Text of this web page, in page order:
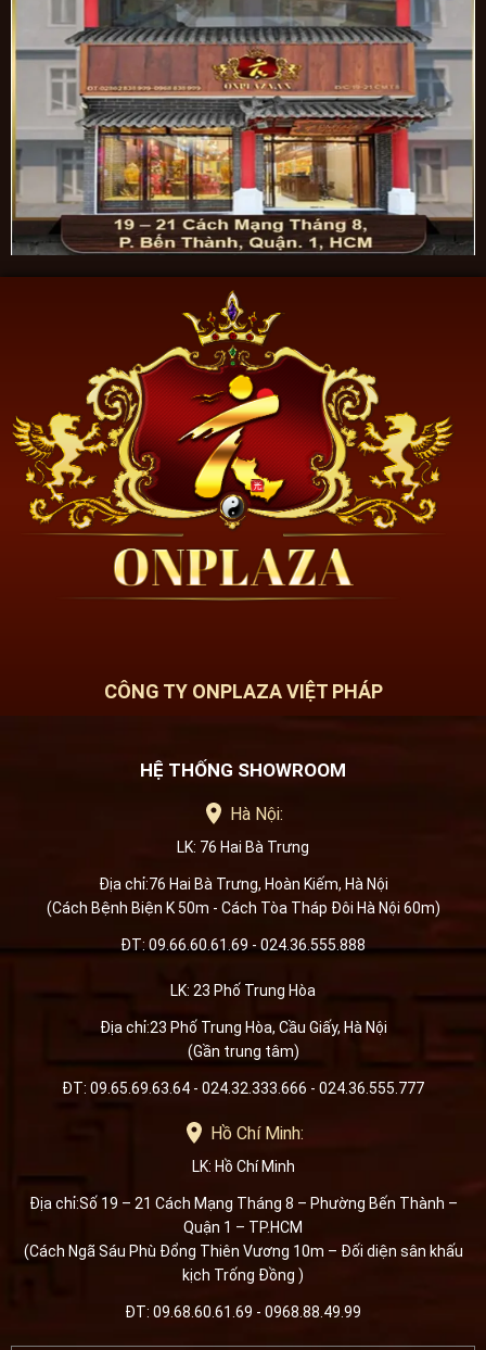
CÔNG TY ONPLAZA VIỆT PHÁP
HỆ THỐNG SHOWROOM
Hà Nội:
LK: 76 Hai Bà Trưng
Địa chỉ:76 Hai Bà Trưng, Hoàn Kiếm, Hà Nội
(Cách Bệnh Biện K 50m - Cách Tòa Tháp Đôi Hà Nội 60m)
ĐT: 09.66.60.61.69 - 024.36.555.888
LK: 23 Phố Trung Hòa
Địa chỉ:23 Phố Trung Hòa, Cầu Giấy, Hà Nội
(Gần trung tâm)
ĐT: 09.65.69.63.64 - 024.32.333.666 - 024.36.555.777
Hồ Chí Minh:
LK: Hồ Chí Minh
Địa chỉ:Số 19 – 21 Cách Mạng Tháng 8 – Phường Bến Thành –
Quận 1 – TP.HCM
(Cách Ngã Sáu Phù Đổng Thiên Vương 10m – Đối diện sân khấu
kịch Trống Đồng )
ĐT: 09.68.60.61.69 - 0968.88.49.99